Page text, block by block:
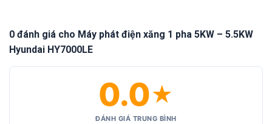
0 đánh giá cho Máy phát điện xăng 1 pha 5KW – 5.5KW
Hyundai HY7000LE
0.0★
ĐÁNH GIÁ TRUNG BÌNH